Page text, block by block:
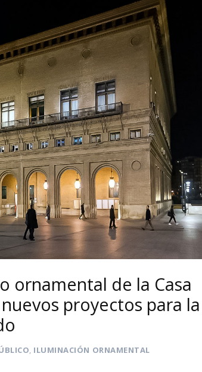
ornamental de la Casa
proyectos para la
, ILUMINACIÓN ORNAMENTAL